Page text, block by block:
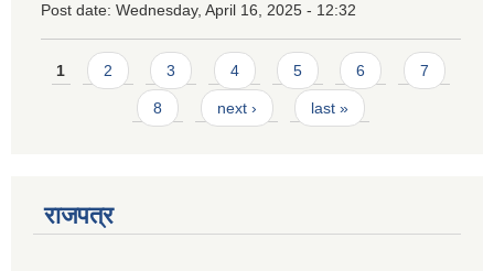
Post date: Wednesday, April 16, 2025 - 12:32
Pages
1 2 3 4 5 6 7
8 next › last »
राजपत्र